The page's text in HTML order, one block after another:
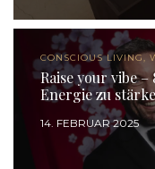
CONSCIOUS LIVING,
Raise your vibe –
Energie zu
14. FEBRUAR 2025